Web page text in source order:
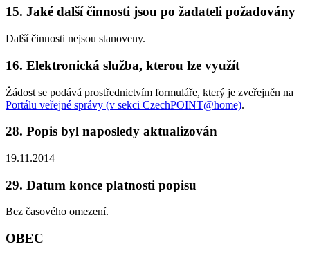
15. Jaké další činnosti jsou po žadateli požadovány
Další činnosti nejsou stanoveny.
16. Elektronická služba, kterou lze využít
Žádost se podává prostřednictvím formuláře, který je zveřejněn na
Portálu veřejné správy (v sekci CzechPOINT@home).
28. Popis byl naposledy aktualizován
19.11.2014
29. Datum konce platnosti popisu
Bez časového omezení.
OBEC